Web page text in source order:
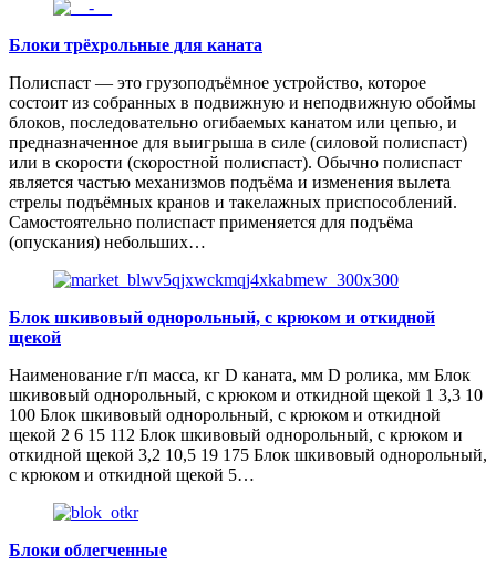
Блоки трёхрольные для каната
Полиспаст — это грузоподъёмное устройство, которое
состоит из собранных в подвижную и неподвижную обоймы
блоков, последовательно огибаемых канатом или цепью, и
предназначенное для выигрыша в силе (силовой полиспаст)
или в скорости (скоростной полиспаст). Обычно полиспаст
является частью механизмов подъёма и изменения вылета
стрелы подъёмных кранов и такелажных приспособлений.
Самостоятельно полиспаст применяется для подъёма
(опускания) небольших…
Блок шкивовый однорольный, с крюком и откидной
щекой
Наименование г/п масса, кг D каната, мм D ролика, мм Блок
шкивовый однорольный, с крюком и откидной щекой 1 3,3 10
100 Блок шкивовый однорольный, с крюком и откидной
щекой 2 6 15 112 Блок шкивовый однорольный, с крюком и
откидной щекой 3,2 10,5 19 175 Блок шкивовый однорольный,
с крюком и откидной щекой 5…
Блоки облегченные